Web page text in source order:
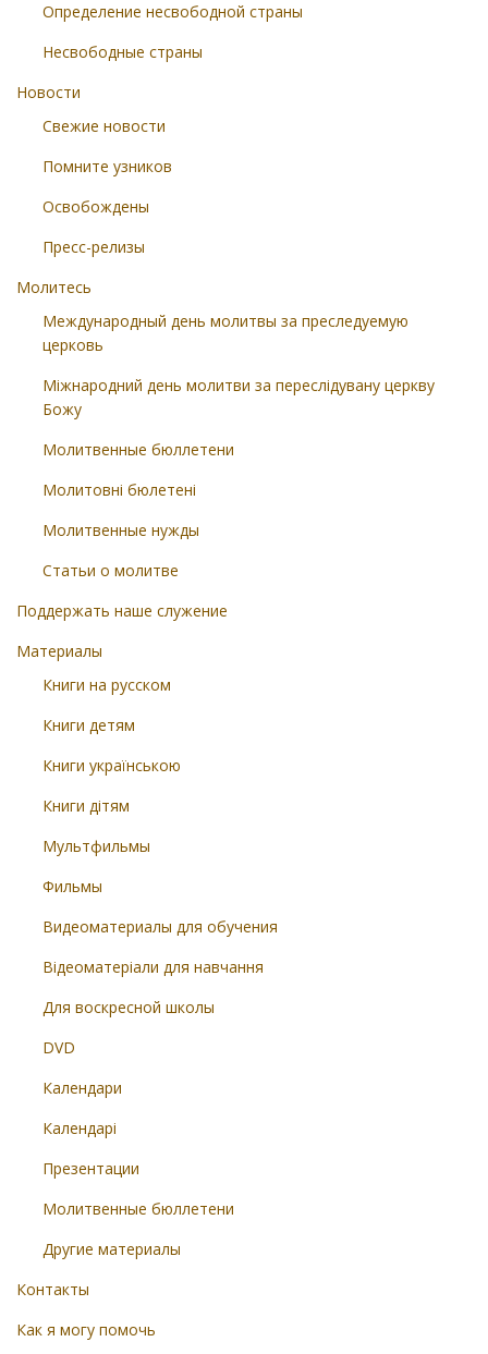
Определение несвободной страны
Несвободные страны
Новости
Свежие новости
Помните узников
Освобождены
Пресс-релизы
Молитесь
Международный день молитвы за преследуемую
церковь
Міжнародний день молитви за переслідувану церкву
Божу
Молитвенные бюллетени
Молитовні бюлетені
Молитвенные нужды
Статьи о молитве
Поддержать наше служение
Материалы
Книги на русском
Книги детям
Книги українською
Книги дітям
Мультфильмы
Фильмы
Видеоматериалы для обучения
Відеоматеріали для навчання
Для воскресной школы
DVD
Календари
Календарі
Презентации
Молитвенные бюллетени
Другие материалы
Контакты
Как я могу помочь